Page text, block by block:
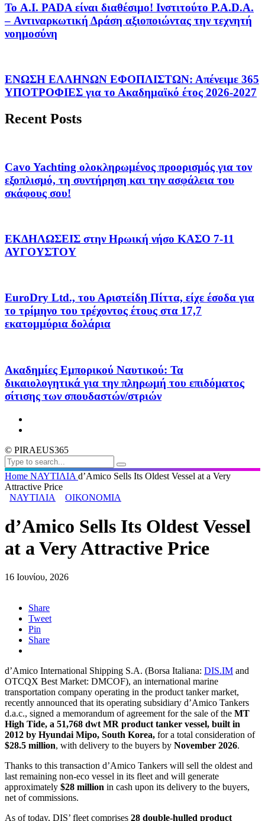
Το A.I. PADA είναι διαθέσιμο! Ινστιτούτο P.A.D.A.
– Αντιναρκωτική Δράση αξιοποιώντας την τεχνητή
νοημοσύνη
ΕΝΩΣΗ ΕΛΛΗΝΩΝ ΕΦΟΠΛΙΣΤΩΝ: Απένειμε 365
ΥΠΟΤΡΟΦΙΕΣ για το Ακαδημαϊκό έτος 2026-2027
Recent Posts
Cavo Yachting ολοκληρωμένος προορισμός για τον
εξοπλισμό, τη συντήρηση και την ασφάλεια του
σκάφους σου!
ΕΚΔΗΛΩΣΕΙΣ στην Ηρωική νήσο ΚΑΣΟ 7-11
ΑΥΓΟΥΣΤΟΥ
EuroDry Ltd., του Αριστείδη Πίττα, είχε έσοδα για
το τρίμηνο του τρέχοντος έτους στα 17,7
εκατομμύρια δολάρια
Ακαδημίες Εμπορικού Ναυτικού: Τα
δικαιολογητικά για την πληρωμή του επιδόματος
σίτισης των σπουδαστών/στριών
© PIRAEUS365
Home ΝΑΥΤΙΛΙΑ d’Amico Sells Its Oldest Vessel at a Very
Attractive Price
ΝΑΥΤΙΛΙΑ
ΟΙΚΟΝΟΜΙΑ
d’Amico Sells Its Oldest Vessel
at a Very Attractive Price
16 Ιουνίου, 2026
Share
Tweet
Pin
Share
d’Amico International Shipping S.A. (Borsa Italiana: DIS.IM and
OTCQX Best Market: DMCOF), an international marine
transportation company operating in the product tanker market,
recently announced that its operating subsidiary d’Amico Tankers
d.a.c., signed a memorandum of agreement for the sale of the MT
High Tide, a 51,768 dwt MR product tanker vessel, built in
2012 by Hyundai Mipo, South Korea, for a total consideration of
$28.5 million, with delivery to the buyers by November 2026.
Thanks to this transaction d’Amico Tankers will sell the oldest and
last remaining non-eco vessel in its fleet and will generate
approximately $28 million in cash upon its delivery to the buyers,
net of commissions.
As of today, DIS’ fleet comprises 28 double-hulled product